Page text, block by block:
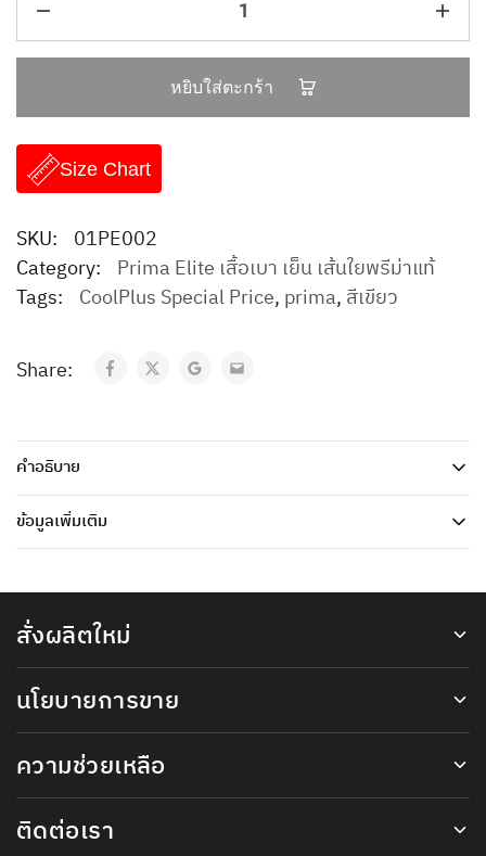
หยิบใส่ตะกร้า
Size Chart
SKU: 01PE002
Category: Prima Elite เสื้อเบา เย็น เส้นใยพรีม่าแท้
Tags: CoolPlus Special Price, prima, สีเขียว
Share:
คำอธิบาย
ข้อมูลเพิ่มเติม
สั่งผลิตใหม่
นโยบายการขาย
ความช่วยเหลือ
ติดต่อเรา